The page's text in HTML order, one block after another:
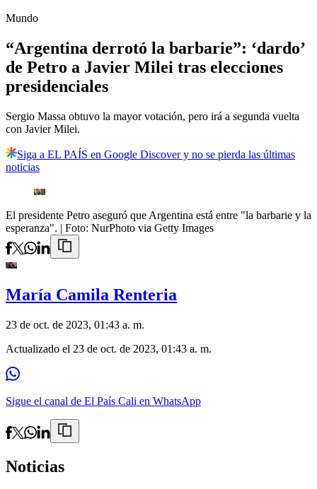
Mundo
“Argentina derrotó la barbarie”: ‘dardo’
de Petro a Javier Milei tras elecciones
presidenciales
Sergio Massa obtuvo la mayor votación, pero irá a segunda vuelta
con Javier Milei.
Siga a EL PAÍS en Google Discover y no se pierda las últimas
noticias
El presidente Petro aseguró que Argentina está entre "la barbarie y la
esperanza". | Foto: NurPhoto via Getty Images
María Camila Renteria
23 de oct. de 2023, 01:43 a. m.
Actualizado el 23 de oct. de 2023, 01:43 a. m.
Sigue el canal de El País Cali en WhatsApp
Noticias